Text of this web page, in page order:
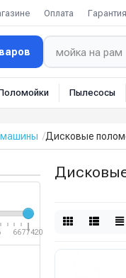
Оплата Гарантия
Пылесосы
Дисковые
6677420